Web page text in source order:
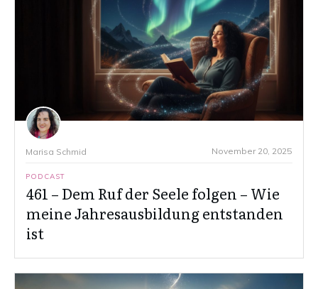
Marisa Schmid November 20, 2025
PODCAST
461 – Dem Ruf der Seele folgen – Wie
meine Jahresausbildung entstanden
ist